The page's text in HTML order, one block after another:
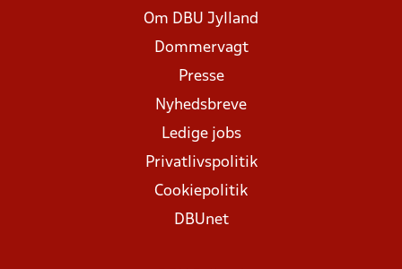
Om DBU Jylland
Dommervagt
Presse
Nyhedsbreve
Ledige jobs
Privatlivspolitik
Cookiepolitik
DBUnet